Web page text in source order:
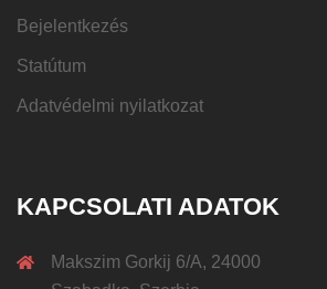
Bejelentkezés
Statútum
Adatvédelmi nyilatkozat
KAPCSOLATI ADATOK
Makszim Gorkij 6/A, 24000